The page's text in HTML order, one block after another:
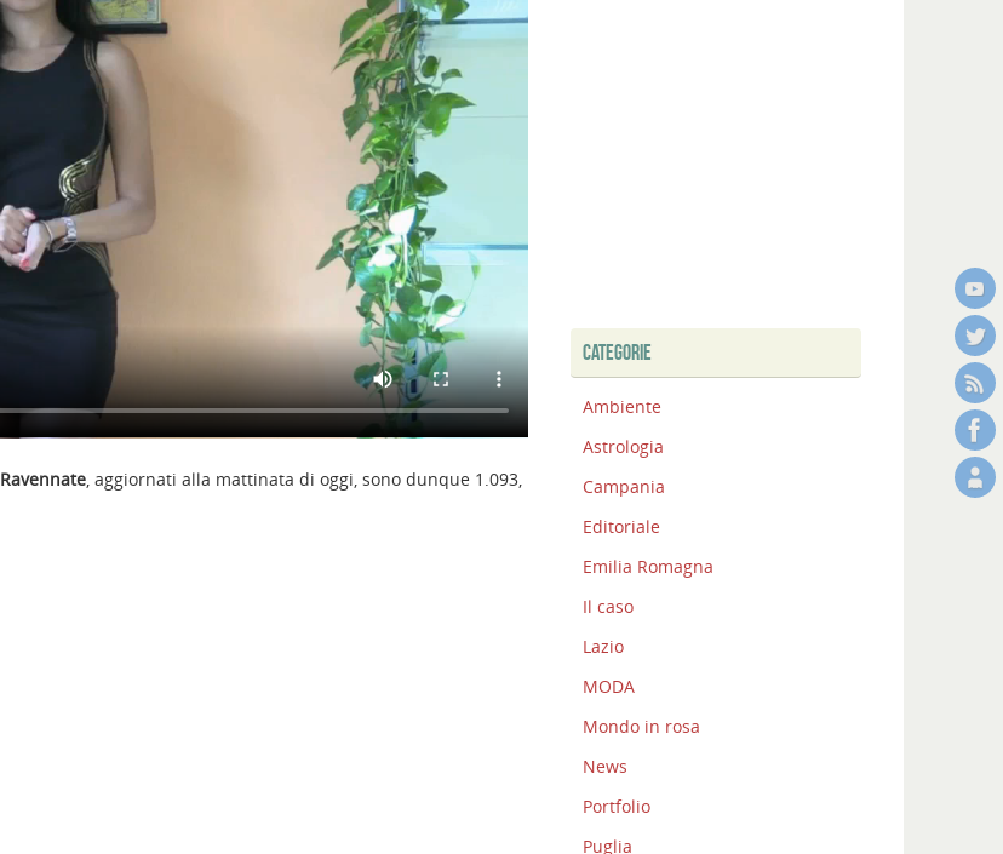
Ravennate, aggiornati alla mattinata di oggi, sono dunque 1.093,
CATEGORIE
Ambiente
Astrologia
Campania
Editoriale
Emilia Romagna
Il caso
Lazio
MODA
Mondo in rosa
News
Portfolio
Puglia